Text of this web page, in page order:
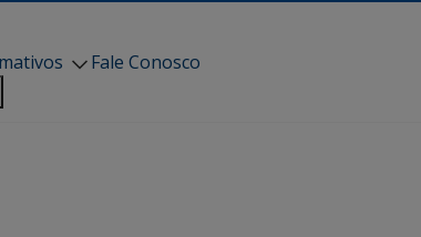
Fale Conosco